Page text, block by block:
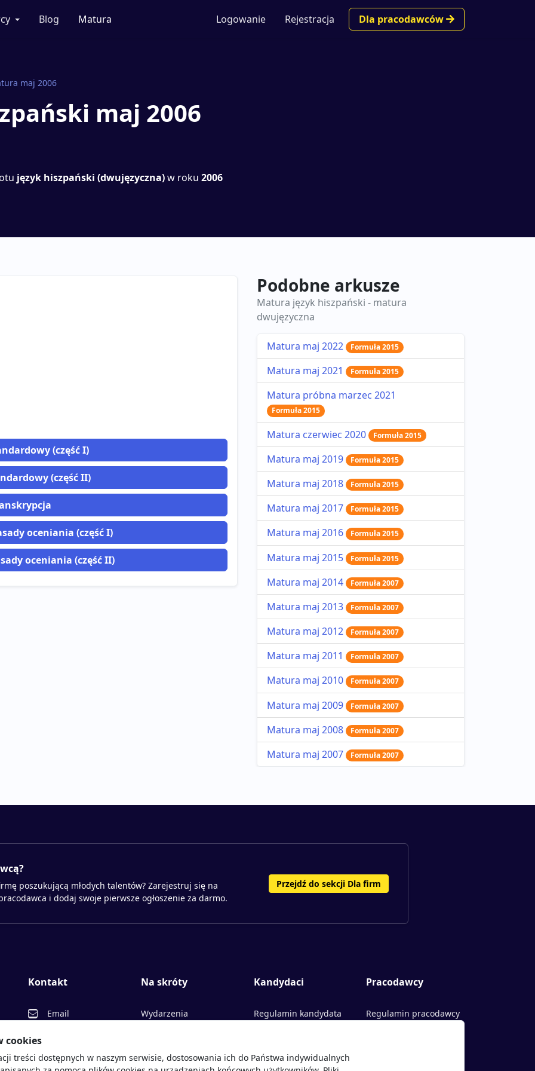
Blog Matura Logowanie Rejestracja Dla pracodawców
maj 2006
maj 2006
język hiszpański (dwujęzyczna)w roku 2006
(część I)
(część II)
oceniania (część I)
oceniania (część II)
Podobne arkusze
Matura język hiszpański - matura
dwujęzyczna
Matura maj 2022 Formuła 2015
Matura maj 2021 Formuła 2015
Matura próbna marzec 2021
Formuła 2015
Matura czerwiec 2020 Formuła 2015
Matura maj 2019 Formuła 2015
Matura maj 2018 Formuła 2015
Matura maj 2017 Formuła 2015
Matura maj 2016 Formuła 2015
Matura maj 2015 Formuła 2015
Matura maj 2014 Formuła 2007
Matura maj 2013 Formuła 2007
Matura maj 2012 Formuła 2007
Matura maj 2011 Formuła 2007
Matura maj 2010 Formuła 2007
Matura maj 2009 Formuła 2007
Matura maj 2008 Formuła 2007
Matura maj 2007 Formuła 2007
poszukującą młodych talentów? Zarejestruj się na
i dodaj swoje pierwsze ogłoszenie za darmo.
Przejdź do sekcji Dla firm
Kontakt
Email
Twitter
Na skróty
Wydarzenia
Rekrutujemy sprawdź
Kandydaci
Regulamin kandydata
Pracodawcy
Pracodawcy
Regulamin pracodawcy
cookies
treści dostępnych w naszym serwisie, dostosowania ich do Państwa indywidualnych